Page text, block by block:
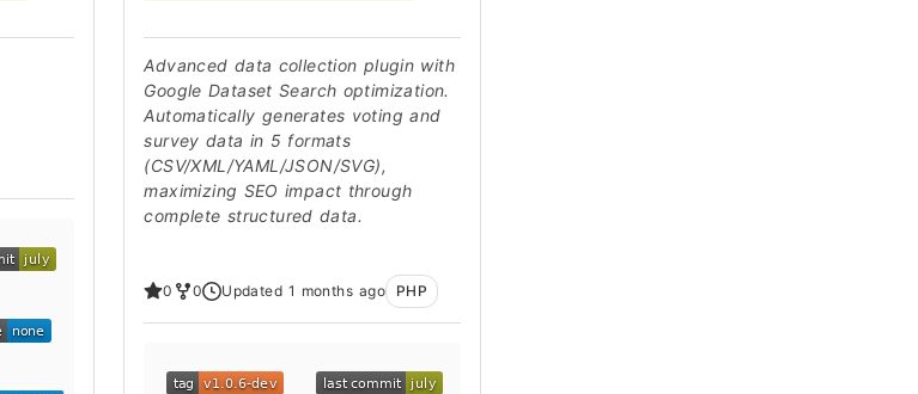
Advanced data collection plugin with
Google Dataset Search optimization.
Automatically generates voting and
survey data in 5 formats
(CSV/XML/YAML/JSON/SVG),
maximizing SEO impact through
complete structured data.
0 0 Updated 1 months ago PHP